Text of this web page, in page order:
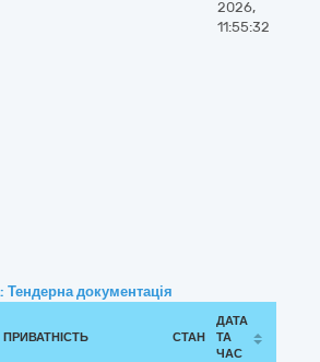
2026,
11:55:32
Тендерна документація
ПРИВАТНІСТЬ СТАН
ДАТА
ТА
ЧАС